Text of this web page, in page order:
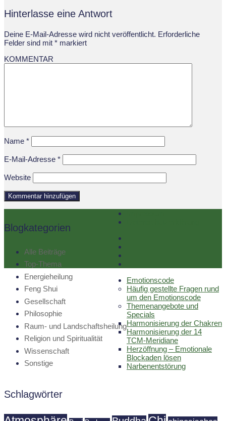
Hinterlasse eine Antwort
Deine E-Mail-Adresse wird nicht veröffentlicht. Erforderliche
Felder sind mit * markiert
KOMMENTAR
Name *
E-Mail-Adresse *
Website
Blogkategorien
Alle Beiträge
Top-Thema
Energieheilung
Feng Shui
Gesellschaft
Philosophie
Raum- und Landschaftsheilung
Religion und Spiritualität
Wissenschaft
Sonstige
Schlagwörter
Emotionscode
Häufig gestellte Fragen rund
um den Emotionscode
Themenangebote und
Specials
Harmonisierung der Chakren
Harmonisierung der 14
TCM-Meridiane
Herzöffnung – Emotionale
Blockaden lösen
Narbenentstörung